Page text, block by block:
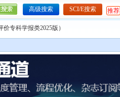
高级搜索 SCI/E搜索 推荐
专科学报类2025版）